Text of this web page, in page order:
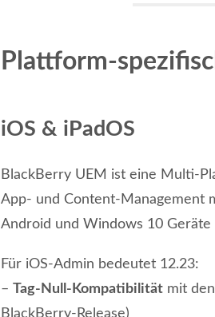
Plattform-
iOS & iPadOS
BlackBerry UEM ist eine Multi-
App- und Content-Management
Android und Windows 10
Für iOS-Admin bedeutet 12.23:
– Tag-Null-Kompatibilitätmit den
BlackBerry-Release)